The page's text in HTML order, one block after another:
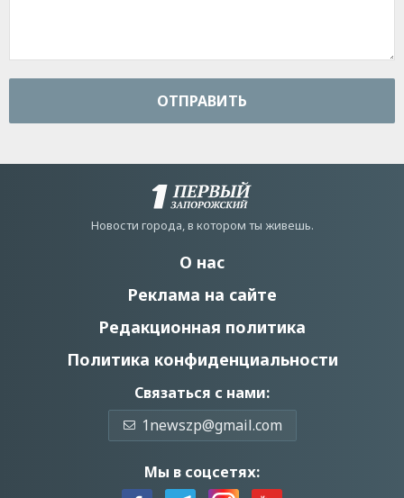
ОТПРАВИТЬ
Новости города, в котором ты живешь.
О нас
Реклама на сайте
Редакционная политика
Политика конфиденциальности
Связаться с нами:
1newszp@gmail.com
Мы в соцсетях: